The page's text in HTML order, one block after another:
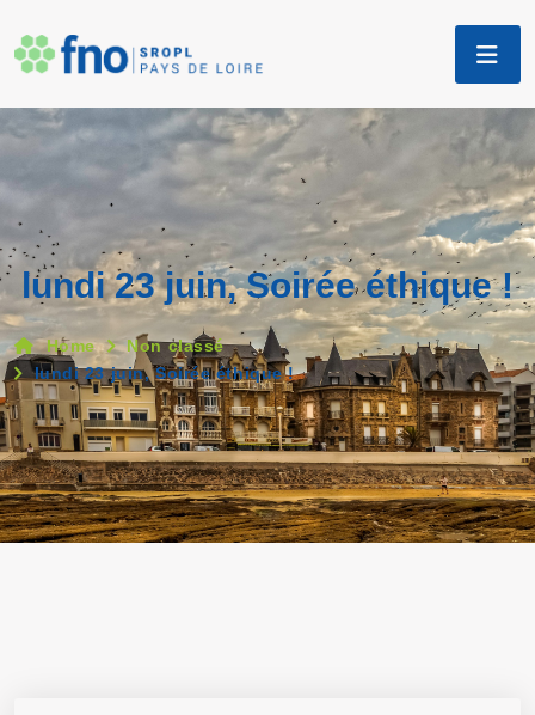
lundi 23 juin, Soirée éthique !
Home
Non classé
lundi 23 juin, Soirée éthique !